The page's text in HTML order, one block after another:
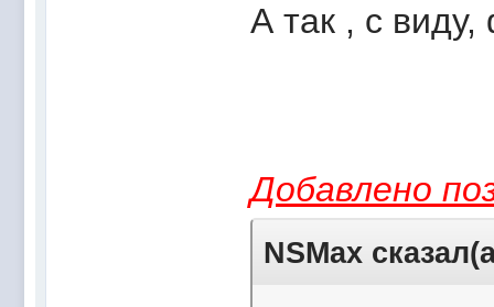
А так , с
Добавлено
NSMax